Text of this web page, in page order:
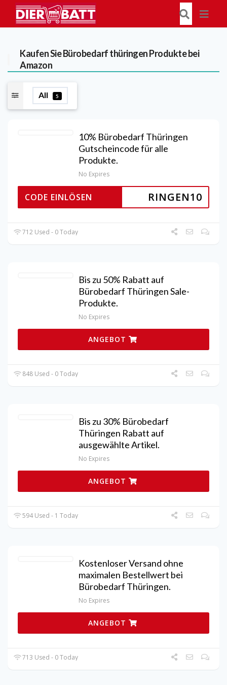
Kaufen Sie Bürobedarf thüringen Produkte bei
Amazon
All 5
10% Bürobedarf Thüringen
Gutscheincode für alle
Produkte.
No Expires
RINGEN10
CODE EINLÖSEN
712 Used - 0 Today
Bis zu 50% Rabatt auf
Bürobedarf Thüringen Sale-
Produkte.
No Expires
ANGEBOT
848 Used - 0 Today
Bis zu 30% Bürobedarf
Thüringen Rabatt auf
ausgewählte Artikel.
No Expires
ANGEBOT
594 Used - 1 Today
Kostenloser Versand ohne
maximalen Bestellwert bei
Bürobedarf Thüringen.
No Expires
ANGEBOT
713 Used - 0 Today